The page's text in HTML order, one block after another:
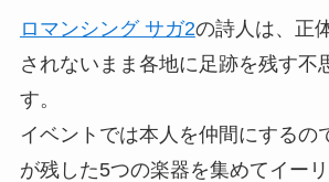
ロマンシング サガ2の詩人は、正
されないまま各地に足跡を残す不
す。
イベントでは本人を仲間にするの
が残した5つの楽器を集めてイー